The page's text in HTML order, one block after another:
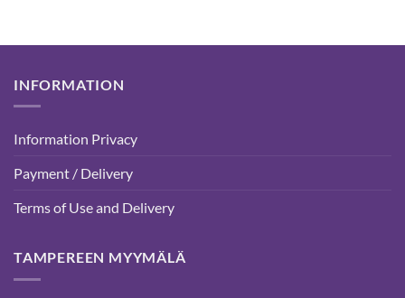
INFORMATION
Information Privacy
Payment / Delivery
Terms of Use and Delivery
TAMPEREEN MYYMÄLÄ